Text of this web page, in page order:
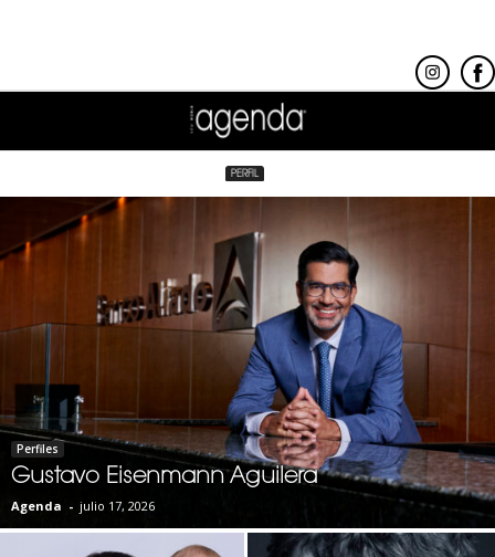
PERFIL
Perfiles
Gustavo Eisenmann Aguilera
Agenda - julio 17, 2026